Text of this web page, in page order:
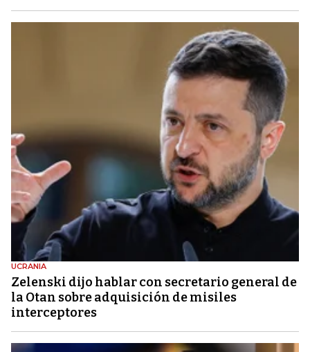
UCRANIA
Zelenski dijo hablar con secretario general de
la Otan sobre adquisición de misiles
interceptores